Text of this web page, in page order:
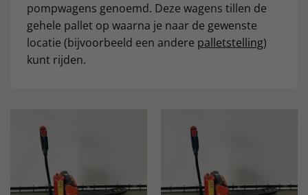
pompwagens genoemd. Deze wagens tillen de
gehele pallet op waarna je naar de gewenste
locatie (bijvoorbeeld een andere palletstelling)
kunt rijden.